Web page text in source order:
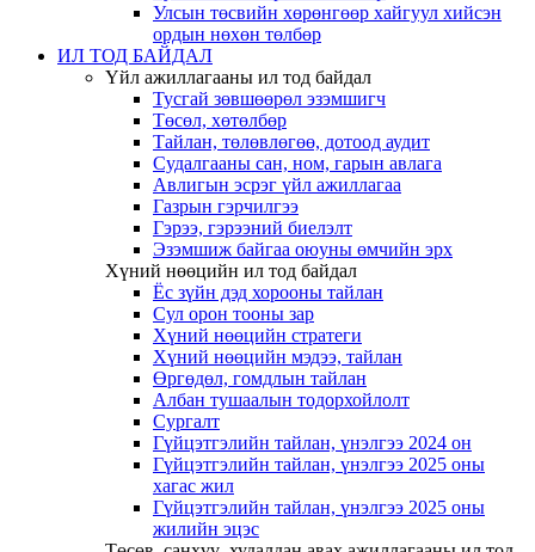
Улсын төсвийн хөрөнгөөр хайгуул хийсэн
ордын нөхөн төлбөр
ИЛ ТОД БАЙДАЛ
Үйл ажиллагааны ил тод байдал
Тусгай зөвшөөрөл эзэмшигч
Төсөл, хөтөлбөр
Тайлан, төлөвлөгөө, дотоод аудит
Судалгааны сан, ном, гарын авлага
Авлигын эсрэг үйл ажиллагаа
Газрын гэрчилгээ
Гэрээ, гэрээний биелэлт
Эзэмшиж байгаа оюуны өмчийн эрх
Хүний нөөцийн ил тод байдал
Ёс зүйн дэд хорооны тайлан
Сул орон тооны зар
Хүний нөөцийн стратеги
Хүний нөөцийн мэдээ, тайлан
Өргөдөл, гомдлын тайлан
Албан тушаалын тодорхойлолт
Сургалт
Гүйцэтгэлийн тайлан, үнэлгээ 2024 он
Гүйцэтгэлийн тайлан, үнэлгээ 2025 оны
хагас жил
Гүйцэтгэлийн тайлан, үнэлгээ 2025 оны
жилийн эцэс